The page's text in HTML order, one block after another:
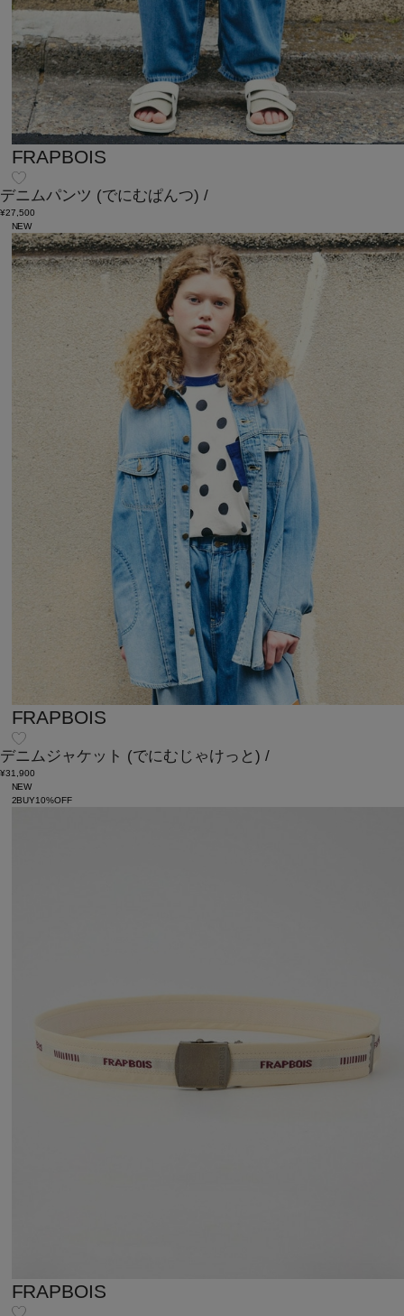
FRAPBOIS
デニムパンツ (でにむぱんつ) /
¥27,500
NEW
FRAPBOIS
デニムジャケット (でにむじゃけっと) /
¥31,900
NEW
2BUY10%OFF
FRAPBOIS